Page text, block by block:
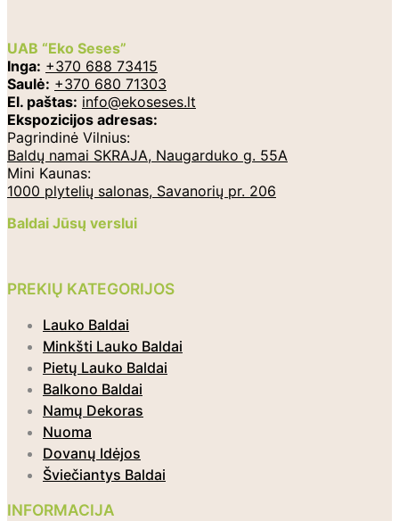
UAB “Eko Seses”
Inga: +370 688 73415
Saulė: +370 680 71303
El. paštas: info@ekoseses.lt
Ekspozicijos adresas:
Pagrindinė Vilnius:
Baldų namai SKRAJA, Naugarduko g. 55A
Mini Kaunas:
1000 plytelių salonas, Savanorių pr. 206
Baldai Jūsų verslui
PREKIŲ KATEGORIJOS
Lauko Baldai
Minkšti Lauko Baldai
Pietų Lauko Baldai
Balkono Baldai
Namų Dekoras
Nuoma
Dovanų Idėjos
Šviečiantys Baldai
INFORMACIJA